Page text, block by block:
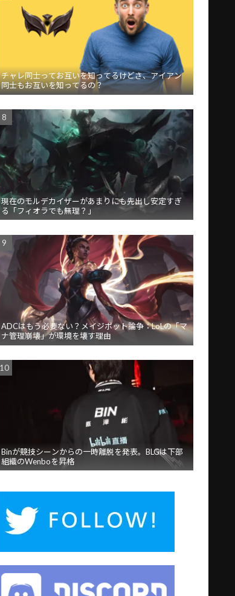
チャレ同士ってお互いを知ってるけどさ、アイアン
同士もお互いを知ってるの？
現在のモルデカイザーがあまりにも先出し安定すぎ
る「フィオラでも無理？」
ADCはもう必要ない？メイジボット論争：LoLの「マ
ナ管理崩壊」が環境を壊す理由
Binが競技シーンからの一時離脱を発表。BLGは下部
組織のWenboを昇格